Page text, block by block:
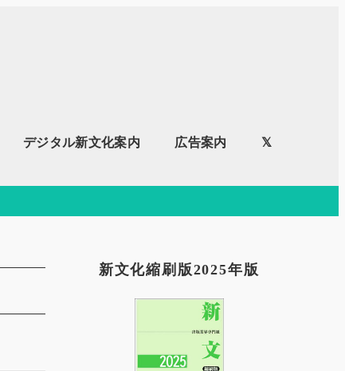
デジタル新文化案内 広告案内 𝕏
新文化縮刷版2025年版